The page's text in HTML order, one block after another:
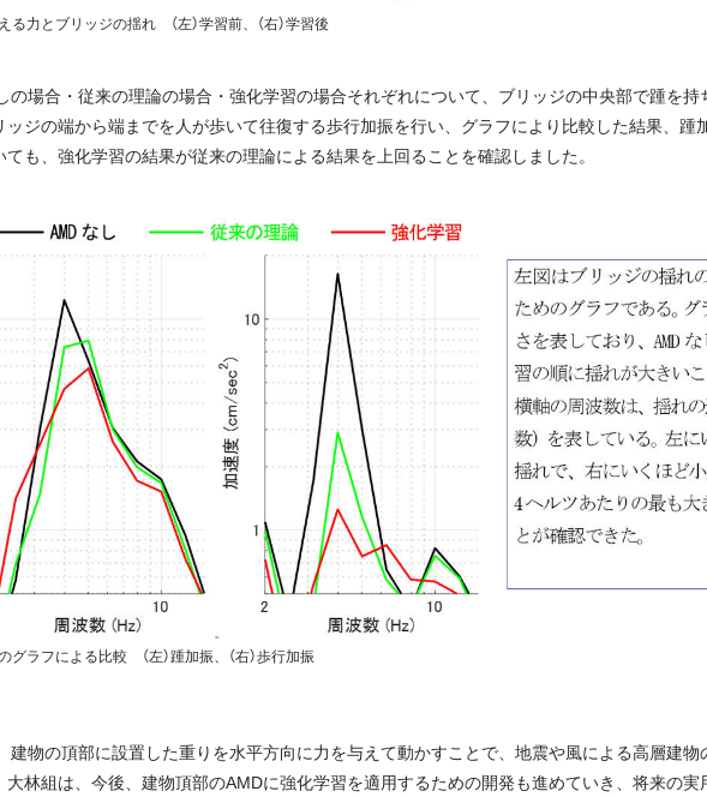
る力とブリッジの揺れ （左）学習前、（右）学習後
の場合・従来の理論の場合・強化学習の場合それぞれについて、ブリッジの中央部で踵を持
ッジの端から端までを人が歩いて往復する歩行加振を行い、グラフにより比較した結果、踵
ても、強化学習の結果が従来の理論による結果を上回ることを確認しました。
グラフによる比較 （左）踵加振、（右）歩行加振
建物の頂部に設置した重りを水平方向に力を与えて動かすことで、地震や風による高層建
大林組は、今後、建物頂部のAMDに強化学習を適用するための開発も進めていき、将来の実